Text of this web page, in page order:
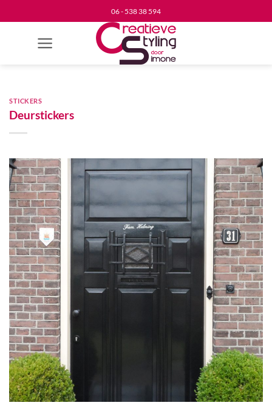
Ga
naar
inhoud
06 - 538 38 594
STICKERS
Deurstickers